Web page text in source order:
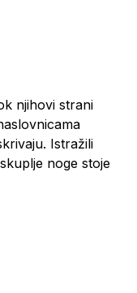
njihovi strani
Istražili
noge stoje